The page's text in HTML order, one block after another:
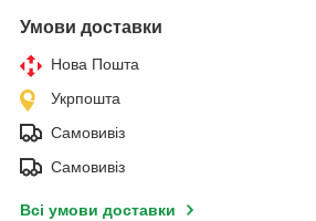
Умови доставки
Нова Пошта
Укрпошта
Самовивіз
Самовивіз
Всі умови доставки